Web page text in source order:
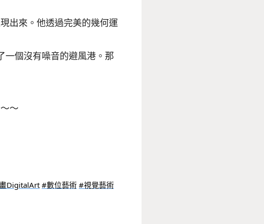
出來。他透過完美的幾何運
一個沒有噪音的避風港。那
～
DigitalArt#數位藝術 #視覺藝術